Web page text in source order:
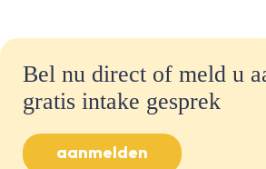
Bel nu direct of meld u
gratis intake gesprek
aanmelden